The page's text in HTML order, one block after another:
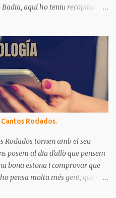
aquí ho teniu recopilat.
Rodados.
Rodados tornen amb el seu
posem al dia d'allò que pensem
bona estona i comprovar que
pensa molta més gent, que la